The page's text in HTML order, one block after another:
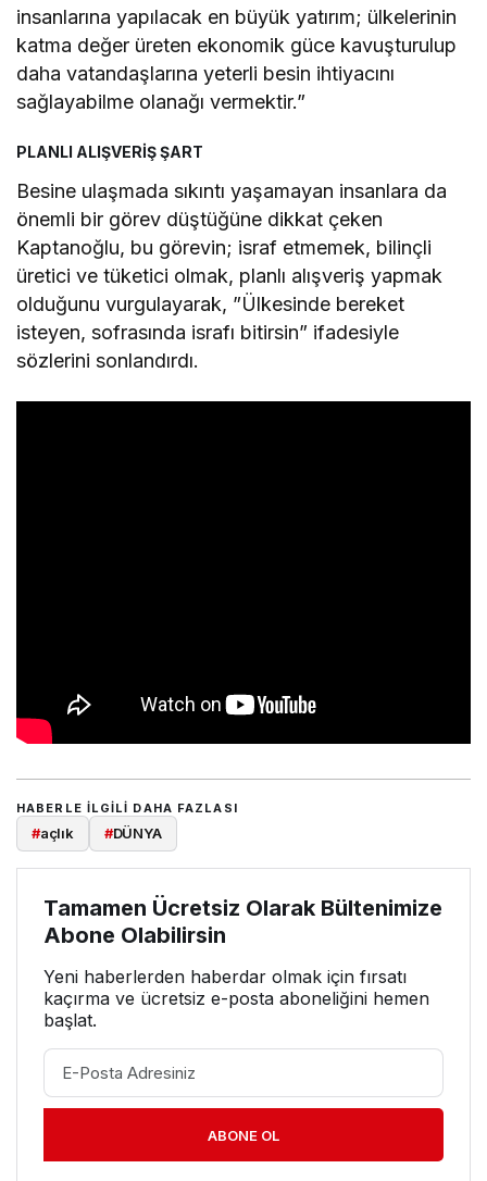
insanlarına yapılacak en büyük yatırım; ülkelerinin
katma değer üreten ekonomik güce kavuşturulup
daha vatandaşlarına yeterli besin ihtiyacını
sağlayabilme olanağı vermektir.”
PLANLI ALIŞVERİŞ ŞART
Besine ulaşmada sıkıntı yaşamayan insanlara da
önemli bir görev düştüğüne dikkat çeken
Kaptanoğlu, bu görevin; israf etmemek, bilinçli
üretici ve tüketici olmak, planlı alışveriş yapmak
olduğunu vurgulayarak, ”Ülkesinde bereket
isteyen, sofrasında israfı bitirsin” ifadesiyle
sözlerini sonlandırdı.
HABERLE ILGILI DAHA FAZLASI
#açlık #DÜNYA
Tamamen Ücretsiz Olarak Bültenimize
Abone Olabilirsin
Yeni haberlerden haberdar olmak için fırsatı
kaçırma ve ücretsiz e-posta aboneliğini hemen
başlat.
ABONE OL